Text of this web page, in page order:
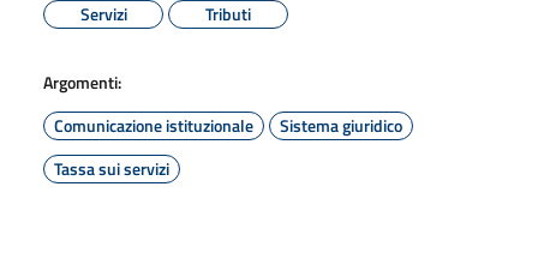
Servizi
Tributi
Argomenti:
Comunicazione istituzionale
Sistema giuridico
Tassa sui servizi